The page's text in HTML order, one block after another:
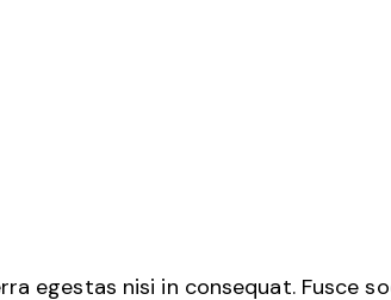
egestas nisi in consequat. Fusce